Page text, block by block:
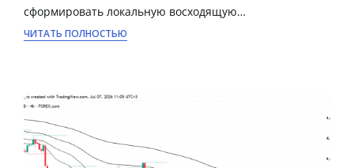
сформировать локальную восходящую…
ЧИТАТЬ ПОЛНОСТЬЮ